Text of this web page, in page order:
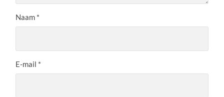
Naam *
E-mail *